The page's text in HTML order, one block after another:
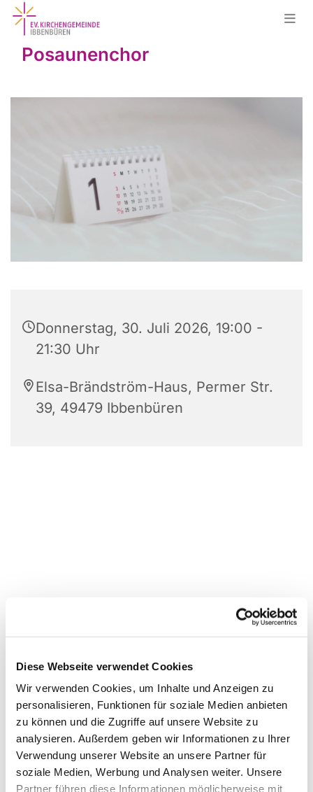
Diese Webseite verwendet Cookies
Wir verwenden Cookies, um Inhalte und Anzeigen zu
personalisieren, Funktionen für soziale Medien anbieten
zu können und die Zugriffe auf unsere Website zu
analysieren. Außerdem geben wir Informationen zu Ihrer
Verwendung unserer Website an unsere Partner für
soziale Medien, Werbung und Analysen weiter. Unsere
Partner führen diese Informationen möglicherweise mit
Posaunenchor
Donnerstag, 30. Juli 2026, 19:00 -
21:30 Uhr
Elsa-Brändström-Haus, Permer Str.
39, 49479 Ibbenbüren
Dies könnte Sie auch
interessieren